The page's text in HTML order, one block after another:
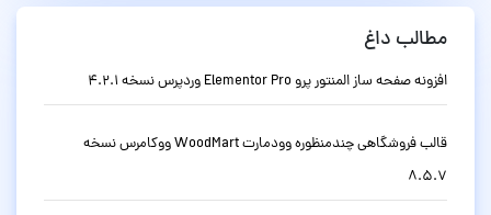
مطالب داغ
افزونه صفحه ساز المنتور پرو Elementor Pro وردپرس نسخه 4.2.1
قالب فروشگاهی چندمنظوره وودمارت WoodMart ووکامرس نسخه
8.5.7